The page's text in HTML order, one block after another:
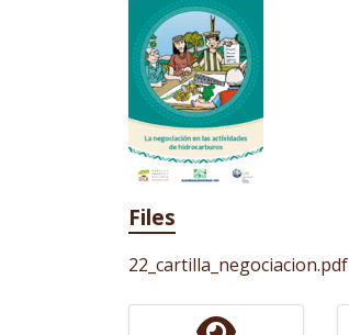
Files
22_cartilla_negociacion.pdf